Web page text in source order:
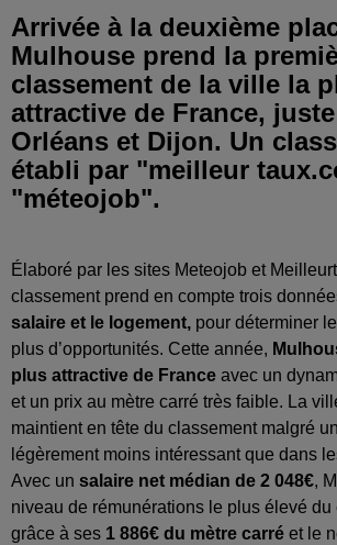
Arrivée à la deuxième
Mulhouse prend la
classement de la ville la
attractive de France,
Orléans et Dijon. Un
établi par "meilleur
"méteojob".
Élaboré par les sites Meteojob et
classement prend en compte trois
salaire et le logement, pour déterminer
plus d’opportunités. Cette année,
plus attractive de France avec un
et un prix au mètre carré très faible. La
maintient en tête du classement malgré
légèrement moins intéressant que dans
Avec un salaire net médian de 2 048€,
niveau de rémunérations le plus élevé
grâce à ses 1 886€ du mètre carré et le